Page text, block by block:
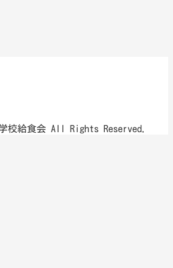
校給食会 All Rights Reserved.